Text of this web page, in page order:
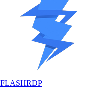
FLASHRDP